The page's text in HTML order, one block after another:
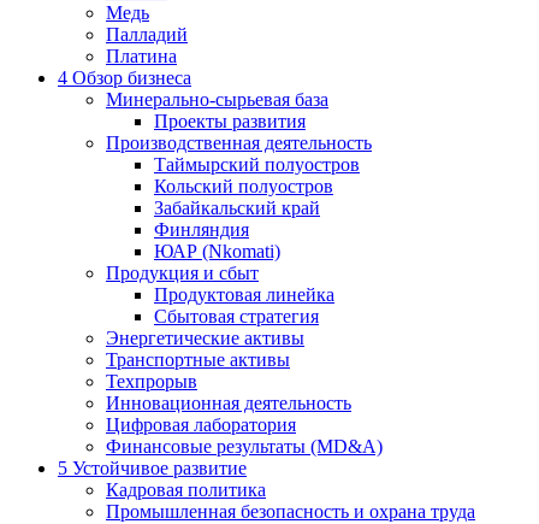
Медь
Палладий
Платина
4 Обзор бизнеса
Минерально-сырьевая база
Проекты развития
Производственная деятельность
Таймырский полуостров
Кольский полуостров
Забайкальский край
Финляндия
ЮАР (Nkomati)
Продукция и сбыт
Продуктовая линейка
Сбытовая стратегия
Энергетические активы
Транспортные активы
Техпрорыв
Инновационная деятельность
Цифровая лаборатория
Финансовые результаты (MD&A)
5 Устойчивое развитие
Кадровая политика
Промышленная безопасность и охрана труда